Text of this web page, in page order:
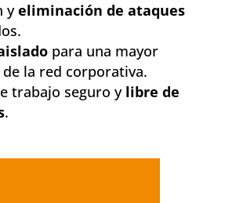
yeliminación de ataques
para una mayor
la red corporativa.
trabajo seguro y libre de
.